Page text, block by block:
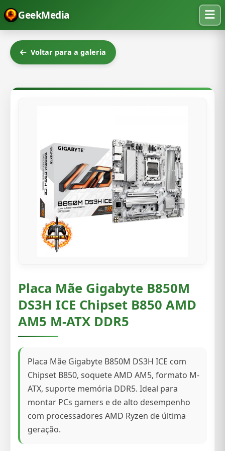
GeekMedia
Voltar para a galeria
Placa Mãe Gigabyte B850M
DS3H ICE Chipset B850 AMD
AM5 M-ATX DDR5
Placa Mãe Gigabyte B850M DS3H ICE com
Chipset B850, soquete AMD AM5, formato M-
ATX, suporte memória DDR5. Ideal para
montar PCs gamers e de alto desempenho
com processadores AMD Ryzen de última
geração.